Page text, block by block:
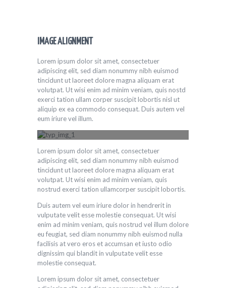
IMAGE ALIGNMENT
Lorem ipsum dolor sit amet, consectetuer
adipiscing elit, sed diam nonummy nibh euismod
tincidunt ut laoreet dolore magna aliquam erat
volutpat. Ut wisi enim ad minim veniam, quis nostd
exerci tation ullam corper suscipit lobortis nisl ut
aliquip ex ea commodo consequat. Duis autem vel
eum iriure vel illum.
Lorem ipsum dolor sit amet, consectetuer
adipiscing elit, sed diam nonummy nibh euismod
tincidunt ut laoreet dolore magna aliquam erat
volutpat. Ut wisi enim ad minim veniam, quis
nostrud exerci tation ullamcorper suscipit lobortis.
Duis autem vel eum iriure dolor in hendrerit in
vulputate velit esse molestie consequat. Ut wisi
enim ad minim veniam, quis nostrud vel illum dolore
eu feugiat, sed diam nonummy nibh euismod nulla
facilisis at vero eros et accumsan et iusto odio
dignissim qui blandit in vulputate velit esse
molestie consequat.
Lorem ipsum dolor sit amet, consectetuer